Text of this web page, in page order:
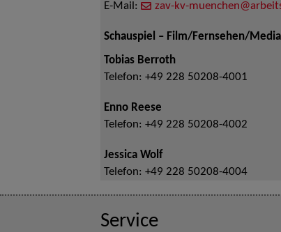
E-Mail:
zav-kv-
Schauspiel – Film/Fernsehen/Media
Tobias Berroth
Telefon: +49 228 50208-4001
Enno Reese
Telefon: +49 228 50208-4002
Jessica Wolf
Telefon: +49 228 50208-4004
Service